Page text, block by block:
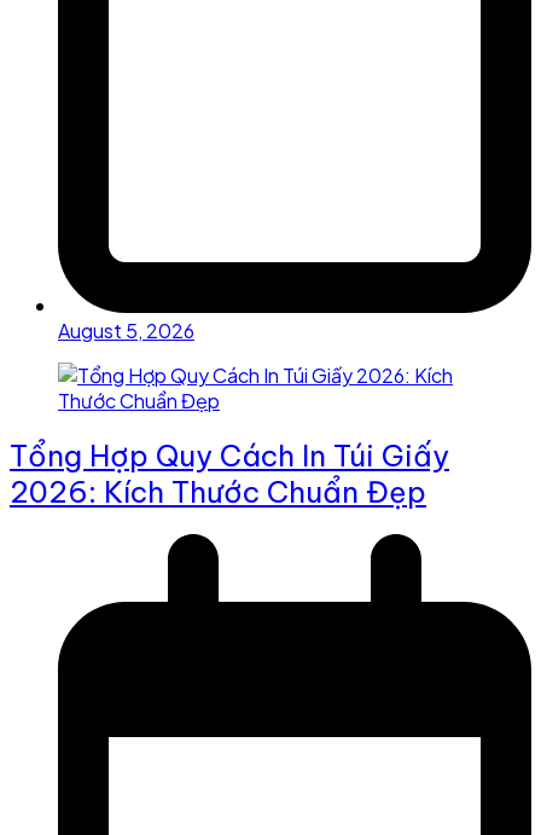
August 5, 2026
Tổng Hợp Quy Cách In Túi Giấy
2026: Kích Thước Chuẩn Đẹp